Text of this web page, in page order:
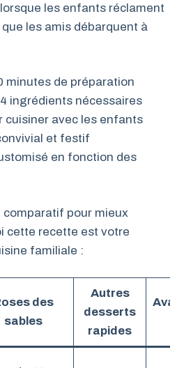
les enfants réclament
les amis débarquent à
minutes de préparation
ingrédients nécessaires
cuisiner avec les enfants
et festif
en fonction des
pour mieux
cette recette est votre
familiale :
des
sables
Autres
desserts
rapides